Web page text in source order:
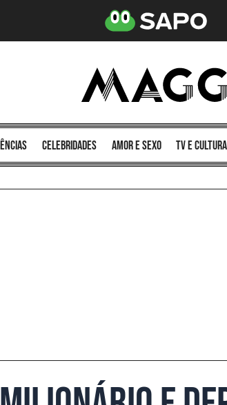
celebridades amor e sexo TV e cultura